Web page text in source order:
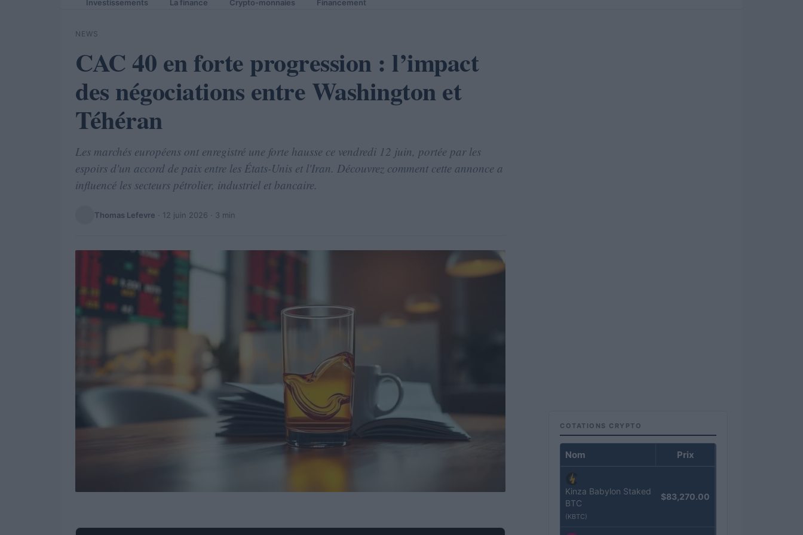
Investissements La finance Crypto-monnaies Financement
NEWS
CAC 40 en forte progression : l’impact
des négociations entre Washington et
Téhéran
Les marchés européens ont enregistré une forte hausse ce vendredi 12 juin, portée par les
espoirs d'un accord de paix entre les États-Unis et l'Iran. Découvrez comment cette annonce a
influencé les secteurs pétrolier, industriel et bancaire.
Thomas Lefevre · 12 juin 2026 · 3 min
COTATIONS CRYPTO
Nom Prix
Kinza Babylon Staked
BTC
(KBTC)
$83,270.00